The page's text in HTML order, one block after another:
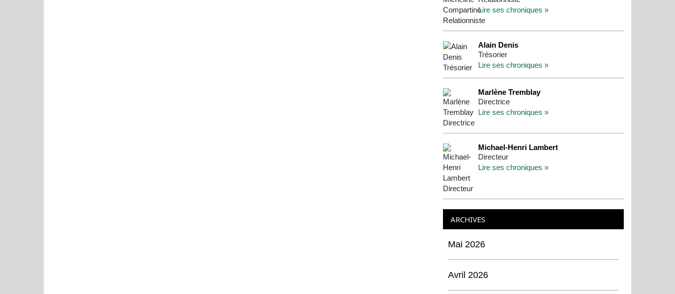
Lire ses chroniques »
Alain Denis
Trésorier
Lire ses chroniques »
Marlène Tremblay
Directrice
Lire ses chroniques »
Michael-Henri Lambert
Directeur
Lire ses chroniques »
ARCHIVES
Mai 2026
Avril 2026